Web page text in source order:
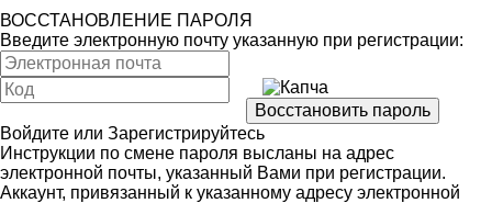
ВОССТАНОВЛЕНИЕ ПАРОЛЯ
Введите электронную почту указанную при регистрации:
Войдите или Зарегистрируйтесь
Инструкции по смене пароля высланы на адрес
электронной почты, указанный Вами при регистрации.
Аккаунт, привязанный к указанному адресу электронной